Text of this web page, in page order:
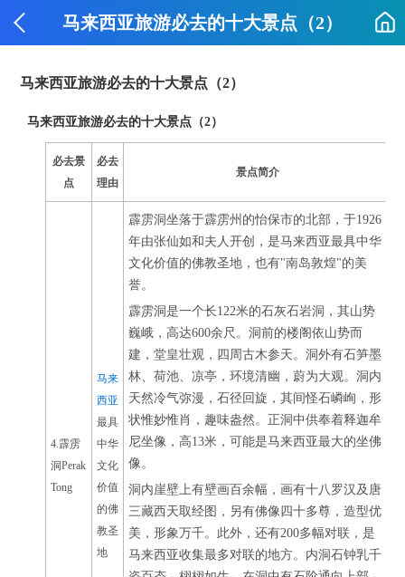
马来西亚旅游必去的十大景点（2）
马来西亚旅游必去的十大景点（2）
马来西亚旅游必去的十大景点（2）
必去景
点
必去
理由
景点简介
4.霹雳
洞Perak
Tong
马来
西亚
最具
中华
文化
价值
的佛
教圣
地
霹雳洞坐落于霹雳州的怡保市的北部，于1926
年由张仙如和夫人开创，是马来西亚最具中华
文化价值的佛教圣地，也有"南岛敦煌"的美
誉。
霹雳洞是一个长122米的石灰石岩洞，其山势
巍峨，高达600余尺。洞前的楼阁依山势而
建，堂皇壮观，四周古木参天。洞外有石笋墨
林、荷池、凉亭，环境清幽，蔚为大观。洞内
天然冷气弥漫，石径回旋，其间怪石嶙峋，形
状惟妙惟肖，趣味盎然。正洞中供奉着释迦牟
尼坐像，高13米，可能是马来西亚最大的坐佛
像。
洞内崖壁上有壁画百余幅，画有十八罗汉及唐
三藏西天取经图，另有佛像四十多尊，造型优
美，形象万千。此外，还有200多幅对联，是
马来西亚收集最多对联的地方。内洞石钟乳千